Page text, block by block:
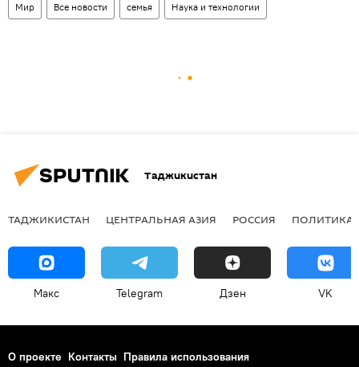
Мир Все новости семья Наука и технологии
Таджикистан
ТАДЖИКИСТАН ЦЕНТРАЛЬНАЯ АЗИЯ РОССИЯ ПОЛИТИКА
Макс Telegram Дзен VK
О проекте Контакты Правила использования